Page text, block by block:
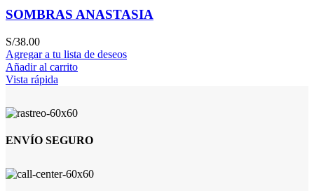
SOMBRAS ANASTASIA
S/38.00
Agregar a tu lista de deseos
Añadir al carrito
Vista rápida
ENVÍO SEGURO